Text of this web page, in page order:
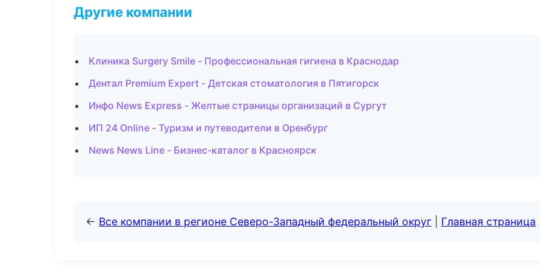
Другие компании
Клиника Surgery Smile - Профессиональная гигиена в Краснодар
Дентал Premium Expert - Детская стоматология в Пятигорск
Инфо News Express - Желтые страницы организаций в Сургут
ИП 24 Online - Туризм и путеводители в Оренбург
News News Line - Бизнес-каталог в Красноярск
← Все компании в регионе Северо-Западный федеральный округ Главная страница